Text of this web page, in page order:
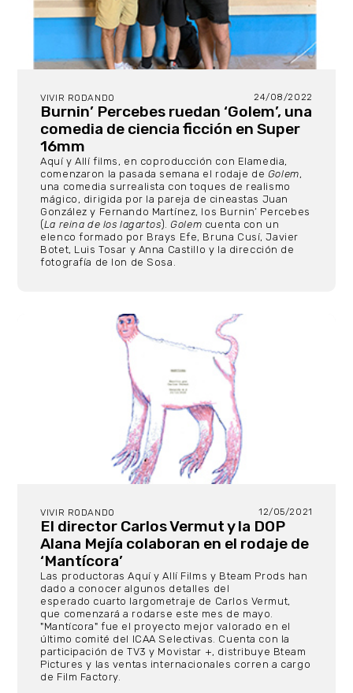
VIVIR RODANDO 24/08/2022
Burnin’ Percebes ruedan ‘Golem’, una
comedia de ciencia ficción en Super
16mm
Aquí y Allí films, en coproducción con Elamedia,
comenzaron la pasada semana el rodaje de Golem,
una comedia surrealista con toques de realismo
mágico, dirigida por la pareja de cineastas Juan
González y Fernando Martínez, los Burnin’ Percebes
(La reina de los lagartos).Golem cuenta con un
elenco formado por Brays Efe, Bruna Cusí, Javier
Botet, Luis Tosar y Anna Castillo y la dirección de
fotografía de Ion de Sosa.
VIVIR RODANDO 12/05/2021
El director Carlos Vermut y la DOP
Alana Mejía colaboran en el rodaje de
‘Mantícora’
Las productoras Aquí y Allí Films y Bteam Prods han
dado a conocer algunos detalles del
esperado cuarto largometraje de Carlos Vermut,
que comenzará a rodarse este mes de mayo.
"Mantícora" fue el proyecto mejor valorado en el
último comité del ICAA Selectivas. Cuenta con la
participación de TV3 y Movistar +, distribuye Bteam
Pictures y las ventas internacionales corren a cargo
de Film Factory.